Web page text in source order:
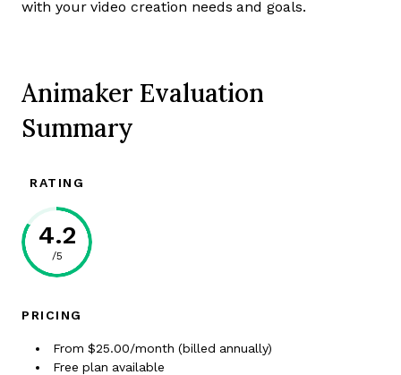
with your video creation needs and goals.
Animaker Evaluation
Summary
RATING
4.2
/5
PRICING
From $25.00/month (billed annually)
Free plan available